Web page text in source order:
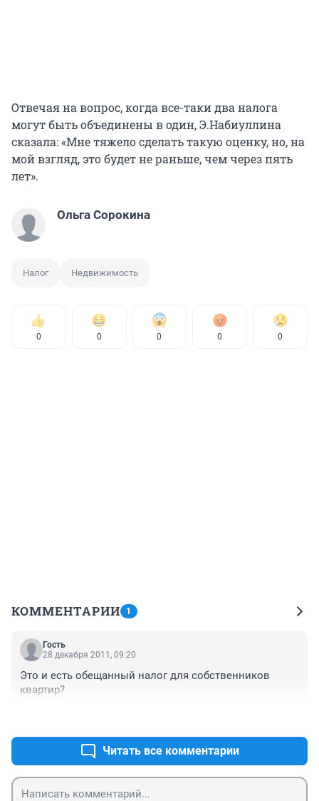
Отвечая на вопрос, когда все-таки два налога
могут быть объединены в один, Э.Набиуллина
сказала: «Мне тяжело сделать такую оценку, но, на
мой взгляд, это будет не раньше, чем через пять
лет».
Ольга Сорокина
Налог Недвижимость
0 0 0 0 0
КОММЕНТАРИИ 1
Гость
28 декабря 2011, 09:20
Это и есть обещанный налог для собственников
квартир?
Читать все комментарии